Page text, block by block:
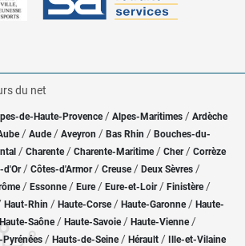
du net
de-Haute-Provence / Alpes-Maritimes / Ardèche
/ Aude / Aveyron / Bas Rhin / Bouches-du-
/ Charente / Charente-Maritime/ Cher / Corrèze
d'Or / Côtes-d'Armor/ Creuse/ Deux Sèvres /
/ Essonne / Eure/ Eure-et-Loir / Finistère/
Haut-Rhin / Haute-Corse/ Haute-Garonne/ Haute-
Haute-Saône/ Haute-Savoie/ Haute-Vienne/
Pyrénées / Hauts-de-Seine/ Hérault / Ille-et-Vilaine